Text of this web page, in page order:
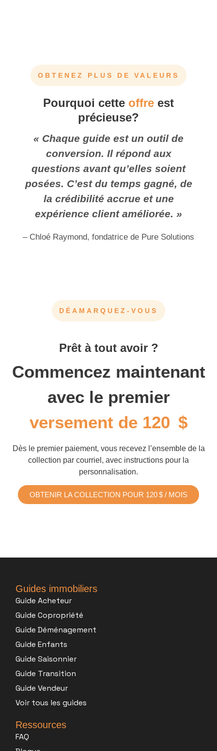
OBTENEZ PLUS DE VALEURS
Pourquoi cette offre est
précieuse?
« Chaque guide est un outil de
conversion. Il répond aux
questions avant qu’elles soient
posées. C’est du temps gagné, de
la crédibilité accrue et une
expérience client améliorée. »
– Chloé Raymond, fondatrice de Pure Solutions
DÉAMARQUEZ-VOUS
Prêt à tout avoir ?
Commencez maintenant
avec le premier
versement de 120 $
Dès le premier paiement, vous recevez l’ensemble de la
collection par courriel, avec instructions pour la
personnalisation.
OBTENIR LA COLLECTION POUR 120 $ / MOIS
Guides immobiliers
Guide Acheteur
Guide Copropriété
Guide Déménagement
Guide Enfants
Guide Saisonnier
Guide Transition
Guide Vendeur
Voir tous les guides
Ressources
FAQ